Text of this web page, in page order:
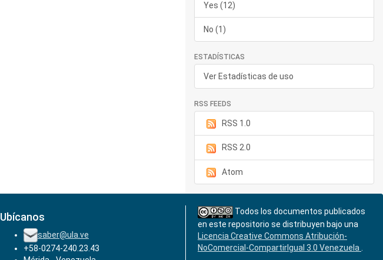
Yes (12)
No (1)
ESTADÍSTICAS
Ver Estadísticas de uso
RSS FEEDS
RSS 1.0
RSS 2.0
Atom
Ubícanos
saber@ula.ve
+58-0274-240.23.43
Todos los documentos publicados
en este repositorio se distribuyen bajo una
Licencia Creative Commons Atribución-
NoComercial-CompartirIgual 3.0 Venezuela